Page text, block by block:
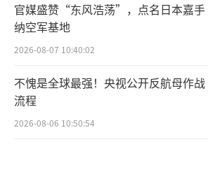
官媒盛赞“东风浩荡”，点名日本嘉手
纳空军基地
2026-08-07 10:40:02
不愧是全球最强！央视公开反航母作战
流程
2026-08-06 10:50:54